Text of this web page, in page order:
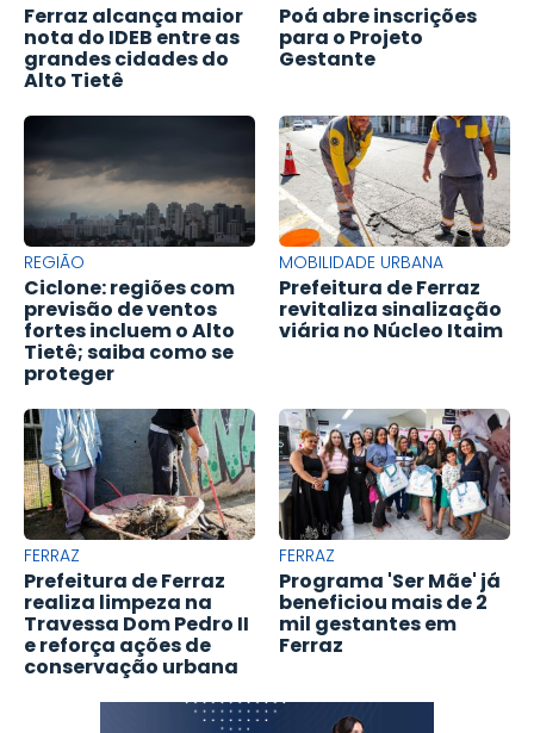
Ferraz alcança maior
nota do IDEB entre as
grandes cidades do
Alto Tietê
Poá abre inscrições
para o Projeto
Gestante
REGIÃO
Ciclone: regiões com
previsão de ventos
fortes incluem o Alto
Tietê; saiba como se
proteger
MOBILIDADE URBANA
Prefeitura de Ferraz
revitaliza sinalização
viária no Núcleo Itaim
FERRAZ
Prefeitura de Ferraz
realiza limpeza na
Travessa Dom Pedro II
e reforça ações de
conservação urbana
FERRAZ
Programa 'Ser Mãe' já
beneficiou mais de 2
mil gestantes em
Ferraz